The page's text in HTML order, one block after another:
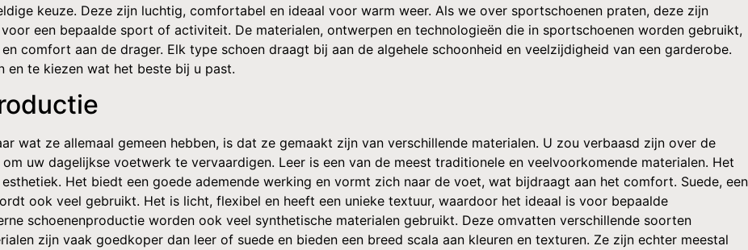
keuze. Deze zijn luchtig, comfortabel en ideaal voor warm weer. Als we over sportschoenen praten, deze zijn
een bepaalde sport of activiteit. De materialen, ontwerpen en technologieën die in sportschoenen worden gebruikt,
comfort aan de drager. Elk type schoen draagt bij aan de algehele schoonheid en veelzijdigheid van een garderobe.
en te kiezen wat het beste bij u past.
wat ze allemaal gemeen hebben, is dat ze gemaakt zijn van verschillende materialen. U zou verbaasd zijn over de
uw dagelijkse voetwerk te vervaardigen. Leer is een van de meest traditionele en veelvoorkomende materialen. Het
Het biedt een goede ademende werking en vormt zich naar de voet, wat bijdraagt aan het comfort. Suede, een
ook veel gebruikt. Het is licht, flexibel en heeft een unieke textuur, waardoor het ideaal is voor bepaalde
schoenenproductie worden ook veel synthetische materialen gebruikt. Deze omvatten verschillende soorten
zijn vaak goedkoper dan leer of suede en bieden een breed scala aan kleuren en texturen. Ze zijn echter meestal